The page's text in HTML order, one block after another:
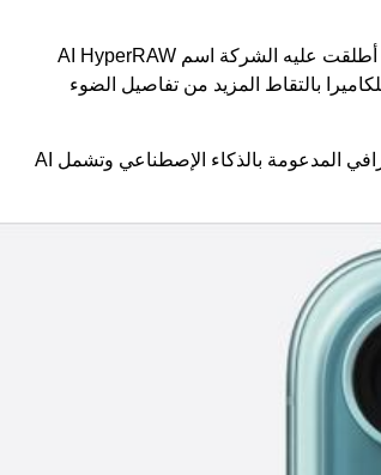
ومن مميزات الذكاء الإصطناعي الموجودة في التقنية الجديدة هو ما أطلقت عليه الشركة اسم AI HyperRAW
بالتقاط المزيد من تفاصيل الضوء
وتتميز سلسلة ريلمي 13 برو بمجموعة من وظائف التصوير الفوتوغرافي المدعومة بالذكاء الإصطناعي وتشمل AI